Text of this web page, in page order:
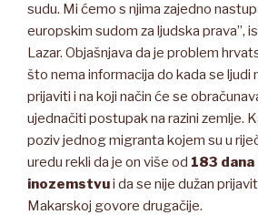
sudu. Mi ćemo s njima zajedno
europskim sudom za ljudska prava”,
Lazar. Objašnjava da je problem
što nema informacija do kada se ljudi
prijaviti i na koji način će se
ujednačiti postupak na razini zemlje.
poziv jednog migranta kojem su u
uredu rekli da je on više od 183
inozemstvui da se nije dužan
Makarskoj govore drugačije.